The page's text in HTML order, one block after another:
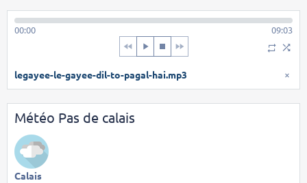
00:00 09:03
×
legayee-le-gayee-dil-to-pagal-hai.mp3
Météo Pas de calais
Calais